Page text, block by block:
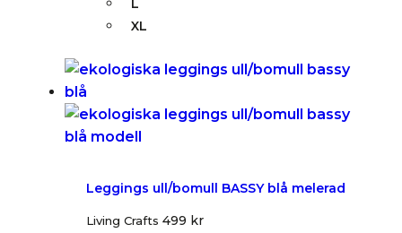
XL
Leggings ull/bomull BASSY blå melerad
Living Crafts 499 kr